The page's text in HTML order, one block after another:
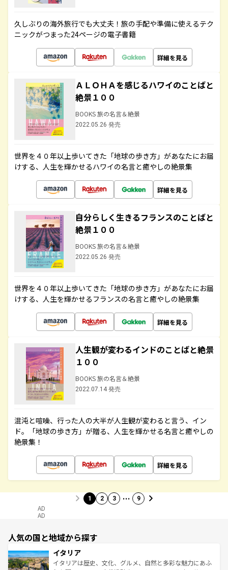
久しぶりの海外旅行でも大丈夫！旅の手配や準備に使えるテク
ニックがつまった24ページの電子書籍
詳細を見る
ＡＬＯＨＡを感じるハワイのことばと
絶景１００
BOOKS 旅の名言＆絶景
2022.05.26 発売
世界を４０年以上歩いてきた「地球の歩き方」があなたにお届
けする、人生を輝かせるハワイの名言と癒やしの絶景集
詳細を見る
自分らしく生きるフランスのことばと
絶景１００
BOOKS 旅の名言＆絶景
2022.05.26 発売
世界を４０年以上歩いてきた「地球の歩き方」があなたにお届
けする、人生を輝かせるフランスの名言と癒やしの絶景集
詳細を見る
人生観が変わるインドのことばと絶景
１００
BOOKS 旅の名言＆絶景
2022.07.14 発売
混沌と喧噪、行った人の大半が人生観が変わると言う、イン
ド。「地球の歩き方」が贈る、人生を輝かせる名言と癒やしの
絶景集！
詳細を見る
1 2 3 … 9
AD
AD
人気の国と地域から探す
イタリア
イタリアは歴史、文化、グルメ、自然と多彩な魅力にあふ